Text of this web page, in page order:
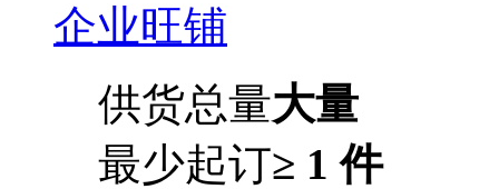
企业旺铺
供货总量大量
最少起订≥ 1 件